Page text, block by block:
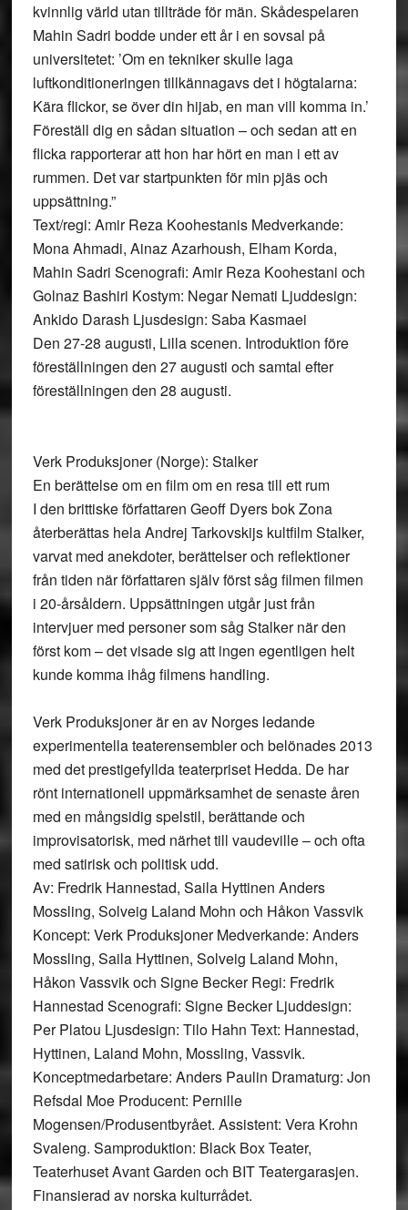
kvinnlig värld utan tillträde för män. Skådespelaren
Mahin Sadri bodde under ett år i en sovsal på
universitetet: ’Om en tekniker skulle laga
luftkonditioneringen tillkännagavs det i högtalarna:
Kära flickor, se över din hijab, en man vill komma in.’
Föreställ dig en sådan situation – och sedan att en
flicka rapporterar att hon har hört en man i ett av
rummen. Det var startpunkten för min pjäs och
uppsättning.”
Text/regi: Amir Reza Koohestanis Medverkande:
Mona Ahmadi, Ainaz Azarhoush, Elham Korda,
Mahin Sadri Scenografi: Amir Reza Koohestani och
Golnaz Bashiri Kostym: Negar Nemati Ljuddesign:
Ankido Darash Ljusdesign: Saba Kasmaei
Den 27-28 augusti, Lilla scenen. Introduktion före
föreställningen den 27 augusti och samtal efter
föreställningen den 28 augusti.
Verk Produksjoner (Norge): Stalker
En berättelse om en film om en resa till ett rum
I den brittiske författaren Geoff Dyers bok Zona
återberättas hela Andrej Tarkovskijs kultfilm Stalker,
varvat med anekdoter, berättelser och reflektioner
från tiden när författaren själv först såg filmen filmen
i 20-årsåldern. Uppsättningen utgår just från
intervjuer med personer som såg Stalker när den
först kom – det visade sig att ingen egentligen helt
kunde komma ihåg filmens handling.
Verk Produksjoner är en av Norges ledande
experimentella teaterensembler och belönades 2013
med det prestigefyllda teaterpriset Hedda. De har
rönt internationell uppmärksamhet de senaste åren
med en mångsidig spelstil, berättande och
improvisatorisk, med närhet till vaudeville – och ofta
med satirisk och politisk udd.
Av: Fredrik Hannestad, Saila Hyttinen Anders
Mossling, Solveig Laland Mohn och Håkon Vassvik
Koncept: Verk Produksjoner Medverkande: Anders
Mossling, Saila Hyttinen, Solveig Laland Mohn,
Håkon Vassvik och Signe Becker Regi: Fredrik
Hannestad Scenografi: Signe Becker Ljuddesign:
Per Platou Ljusdesign: Tilo Hahn Text: Hannestad,
Hyttinen, Laland Mohn, Mossling, Vassvik.
Konceptmedarbetare: Anders Paulin Dramaturg: Jon
Refsdal Moe Producent: Pernille
Mogensen/Produsentbyrået. Assistent: Vera Krohn
Svaleng. Samproduktion: Black Box Teater,
Teaterhuset Avant Garden och BIT Teatergarasjen.
Finansierad av norska kulturrådet.